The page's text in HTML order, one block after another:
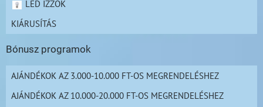
LED IZZÓK
KIÁRUSÍTÁS
Bónusz programok
AJÁNDÉKOK AZ 3.000-10.000 FT-OS MEGRENDELÉSHEZ
AJÁNDÉKOK AZ 10.000-20.000 FT-OS MEGRENDELÉSHEZ